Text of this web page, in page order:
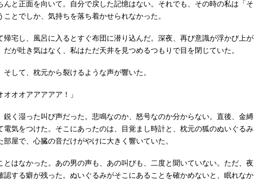
んと正面を向いて。自分で戻した記憶はない。それでも、その時の私は「そ
とでしか、気持ちを落ち着かせられなかった。
帰宅し、風呂に入るとすぐ布団に潜り込んだ。深夜、再び意識が浮かび上が
だが吐き気はなく、私はただ天井を見つめるつもりで目を閉じていた。
して、枕元から裂けるような声が響いた。
オオオアアアアア！」
鋭く湿った叫び声だった。悲鳴なのか、怒号なのか分からない。直後、金縛
電気をつけた。そこにあったのは、目覚まし時計と、枕元の狐のぬいぐるみ
屋で、心臓の音だけがやけに大きく響いていた。
とはなかった。あの男の声も、あの叫びも、二度と聞いていない。ただ、夜
認する癖が残った。ぬいぐるみがそこにあることを確かめないと、眠れなか